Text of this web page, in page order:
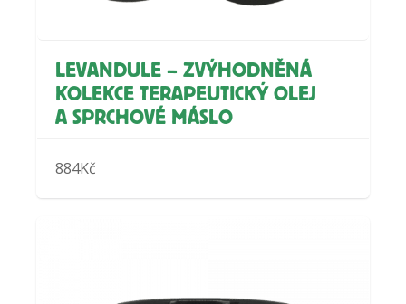
LEVANDULE – ZVÝHODNĚNÁ
KOLEKCE TERAPEUTICKÝ OLEJ
A SPRCHOVÉ MÁSLO
884Kč